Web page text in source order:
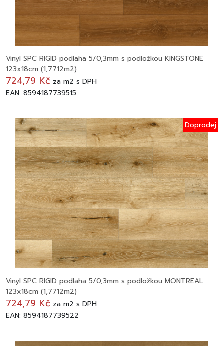
Vinyl SPC RIGID podlaha 5/0,3mm s podložkou KINGSTONE
123x18cm (1,7712m2)
724,79 Kč za m2 s DPH
EAN: 8594187739515
Doprodej
Vinyl SPC RIGID podlaha 5/0,3mm s podložkou MONTREAL
123x18cm (1,7712m2)
724,79 Kč za m2 s DPH
EAN: 8594187739522